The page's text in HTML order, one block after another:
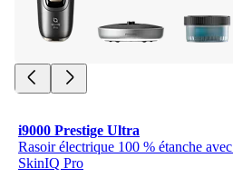
i9000 Prestige Ultra
Rasoir électrique 100 % étanche avec
SkinIQ Pro